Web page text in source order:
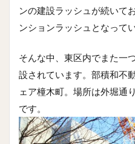
ンの建設ラッシュが続いて
ンションラッシュとなってい
そんな中、東区内でまた一
設されています。部積和不
ェア橦木町。場所は外堀通
です。